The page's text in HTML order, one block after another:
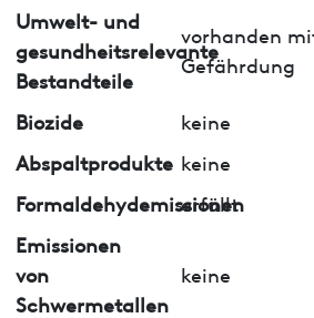
Umwelt- und
gesundheitsrelevante
Bestandteile
vorhanden
Gefährdung
Biozide
keine
Abspaltprodukte keine
Formaldehydemissionen
erfüllt
Emissionen
von
Schwermetallen
keine